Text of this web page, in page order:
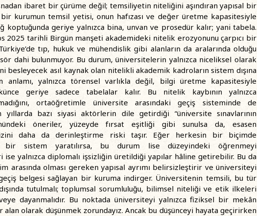
ibaret bir çürüme değil; temsiliyetin niteliğini aşındıran yapısal bir
kurumun temsil yetisi, onun hafızası ve değer üretme kapasitesiyle
koptuğunda geriye yalnızca bina, unvan ve prosedür kalır; yani tabela.
2025 tarihli Birgün manşeti akademideki nitelik erozyonunu çarpıcı bir
tıp, hukuk ve mühendislik gibi alanların da aralarında olduğu
dahi bulunmuyor. Bu durum, üniversitelerin yalnızca niceliksel olarak
besleyecek asıl kaynak olan nitelikli akademik kadroların sistem dışına
anlamı, yalnızca törensel varlıkla değil, bilgi üretme kapasitesiyle
geriye sadece tabelalar kalır. Bu nitelik kaybının yalnızca
ortaöğretimle üniversite arasındaki geçiş sisteminde de
yıllarda bazı siyasi aktörlerin dile getirdiği “üniversite sınavlarının
öneriler, yüzeyde fırsat eşitliği gibi sunulsa da, esasen
daha da derinleştirme riski taşır. Eğer herkesin bir biçimde
bir sistem yaratılırsa, bu durum lise düzeyindeki öğrenmeyi
yalnızca diplomalı işsizliğin üretildiği yapılar hâline getirebilir. Bu da
arasında olması gereken yapısal ayrımı belirsizleştirir ve üniversiteyi
belgesi sağlayan bir kuruma indirger. Üniversitenin temsili, bu tür
tutulmalı; toplumsal sorumluluğu, bilimsel niteliği ve etik ilkeleri
dayanmalıdır. Bu noktada üniversiteyi yalnızca fiziksel bir mekân
olarak düşünmek zorundayız. Ancak bu düşünceyi hayata geçirirken